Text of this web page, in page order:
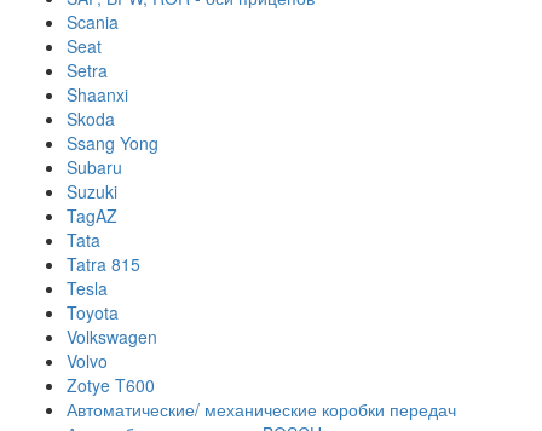
Scania
Seat
Setra
Shaanxi
Skoda
Ssang Yong
Subaru
Suzuki
TagAZ
Tata
Tatra 815
Tesla
Toyota
Volkswagen
Volvo
Zotye T600
Автоматические/ механические коробки передач